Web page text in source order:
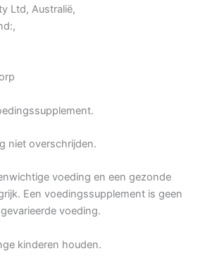
Ltd, Australië,
niet overschrijden.
voeding en een gezonde
Een voedingssupplement is geen
voeding.
kinderen houden.